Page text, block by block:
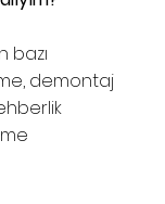
bazı
demontaj